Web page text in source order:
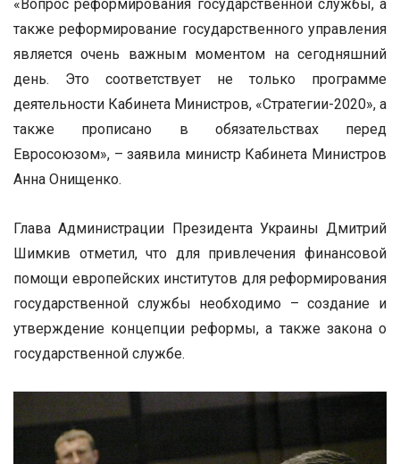
«Вопрос реформирования государственной службы, а
также реформирование государственного управления
является очень важным моментом на сегодняшний
день. Это соответствует не только программе
деятельности Кабинета Министров, «Стратегии-2020», а
также прописано в обязательствах перед
Евросоюзом», – заявила министр Кабинета Министров
Анна Онищенко.
Глава Администрации Президента Украины Дмитрий
Шимкив отметил, что для привлечения финансовой
помощи европейских институтов для реформирования
государственной службы необходимо – создание и
утверждение концепции реформы, а также закона о
государственной службе.